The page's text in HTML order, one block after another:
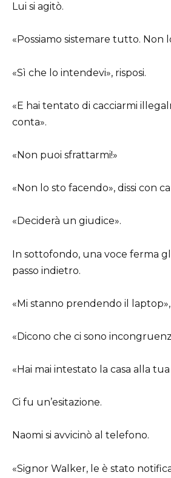
Lui si agitò.
«Possiamo sistemare tutto. Non
«Sì che lo intendevi», risposi.
«E hai tentato di cacciarmi
conta».
«Non puoi sfrattarmi!»
«Non lo sto facendo», dissi con
«Deciderà un giudice».
In sottofondo, una voce ferma
passo indietro.
«Mi stanno prendendo il
«Dicono che ci sono
«Hai mai intestato la casa alla tua
Ci fu un’esitazione.
Naomi si avvicinò al telefono.
«Signor Walker, le è stato